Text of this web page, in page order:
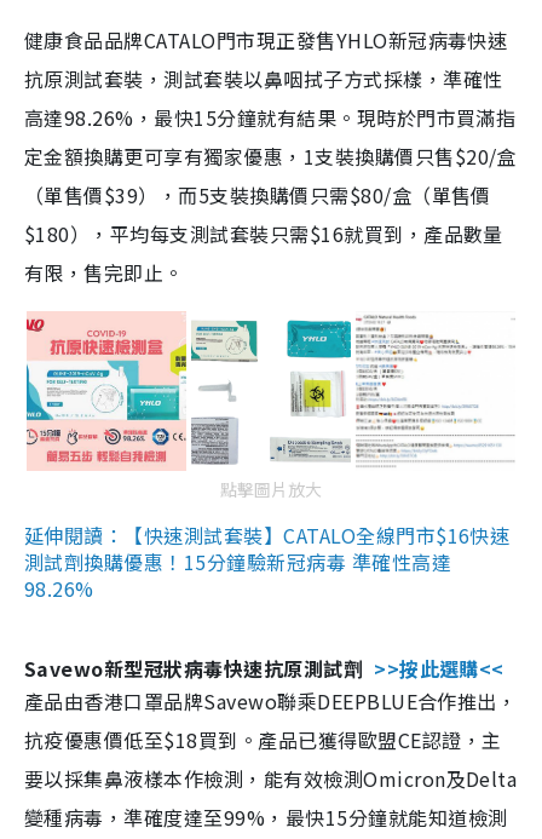
健康食品品牌CATALO門市現正發售YHLO新冠病毒快速
抗原測試套裝，測試套裝以鼻咽拭子方式採樣，準確性
高達98.26%，最快15分鐘就有結果。現時於門市買滿指
定金額換購更可享有獨家優惠，1支裝換購價只售$20/盒
（單售價$39），而5支裝換購價只需$80/盒（單售價
$180），平均每支測試套裝只需$16就買到，產品數量
有限，售完即止。
點擊圖片放大
延伸閱讀：【快速測試套裝】CATALO全線門市$16快速
測試劑換購優惠！15分鐘驗新冠病毒 準確性高達
98.26%
Savewo新型冠狀病毒快速抗原測試劑 >>按此選購<<
產品由香港口罩品牌Savewo聯乘DEEPBLUE合作推出，
抗疫優惠價低至$18買到。產品已獲得歐盟CE認證，主
要以採集鼻液樣本作檢測，能有效檢測Omicron及Delta
變種病毒，準確度達至99%，最快15分鐘就能知道檢測